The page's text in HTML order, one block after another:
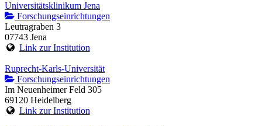
Universitätsklinikum Jena
Forschungseinrichtungen
Leutragraben 3
07743 Jena
Link zur Institution
Ruprecht-Karls-Universität
Forschungseinrichtungen
Im Neuenheimer Feld 305
69120 Heidelberg
Link zur Institution